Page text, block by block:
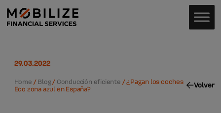
29.03.2022
Home /Blog/ Conducción eficiente /¿Pagan los coches
Eco zona azul en España?
Volver